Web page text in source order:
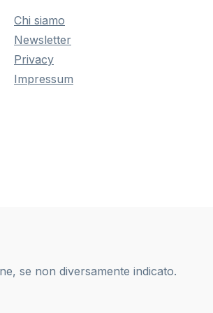
Chi siamo
Newsletter
Privacy
Impressum
se non diversamente indicato.